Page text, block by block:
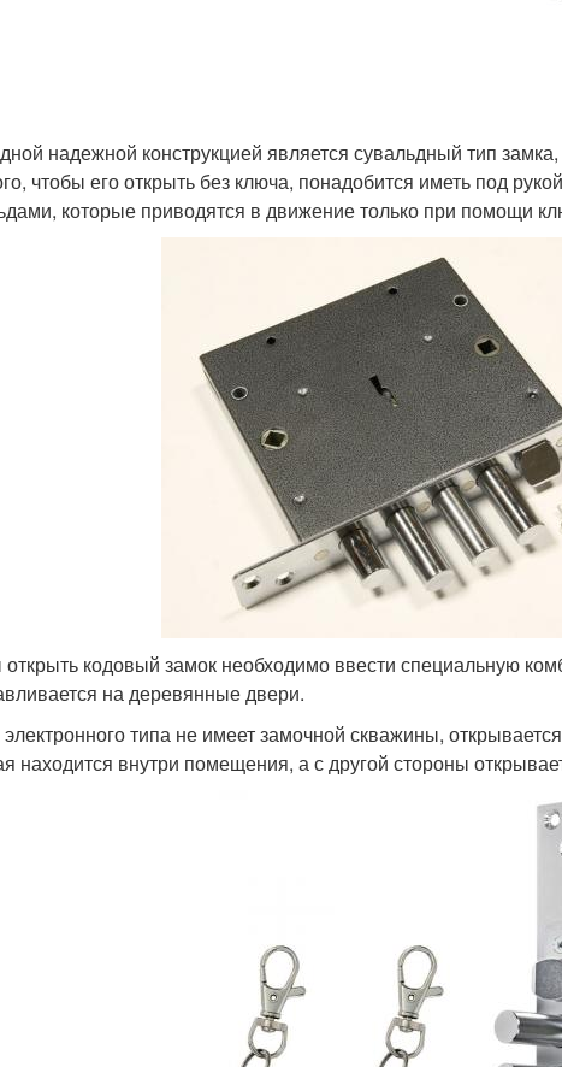
надежной конструкцией является сувальдный тип
чтобы его открыть без ключа, понадобится иметь под
которые приводятся в движение только при помощи
кодовый замок необходимо ввести специальную
на деревянные двери.
типа не имеет замочной скважины,
находится внутри помещения, а с другой стороны